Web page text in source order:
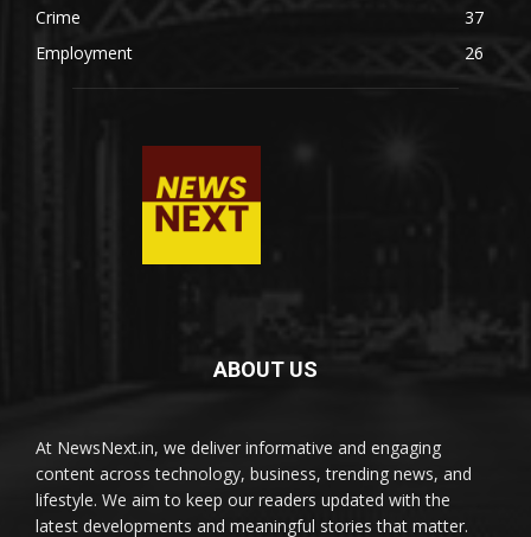
Crime
37
Employment
26
ABOUT US
At NewsNext.in, we deliver informative and engaging
content across technology, business, trending news, and
lifestyle. We aim to keep our readers updated with the
latest developments and meaningful stories that matter.